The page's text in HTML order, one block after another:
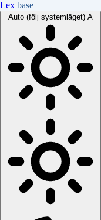
Lex base
Auto (följ systemläget) A